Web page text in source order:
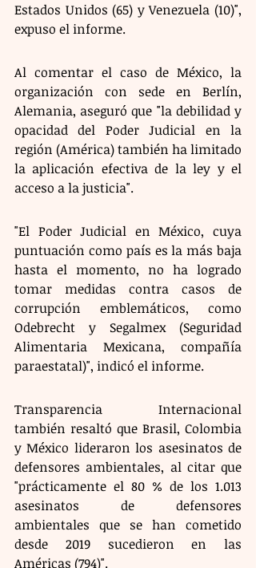
Estados Unidos (65) y Venezuela (10)",
expuso el informe.
Al comentar el caso de México, la
organización con sede en Berlín,
Alemania, aseguró que "la debilidad y
opacidad del Poder Judicial en la
región (América) también ha limitado
la aplicación efectiva de la ley y el
acceso a la justicia".
"El Poder Judicial en México, cuya
puntuación como país es la más baja
hasta el momento, no ha logrado
tomar medidas contra casos de
corrupción emblemáticos, como
Odebrecht y Segalmex (Seguridad
Alimentaria Mexicana, compañía
paraestatal)", indicó el informe.
Transparencia Internacional
también resaltó que Brasil, Colombia
y México lideraron los asesinatos de
defensores ambientales, al citar que
"prácticamente el 80 % de los 1.013
asesinatos de defensores
ambientales que se han cometido
desde 2019 sucedieron en las
Américas (794)".